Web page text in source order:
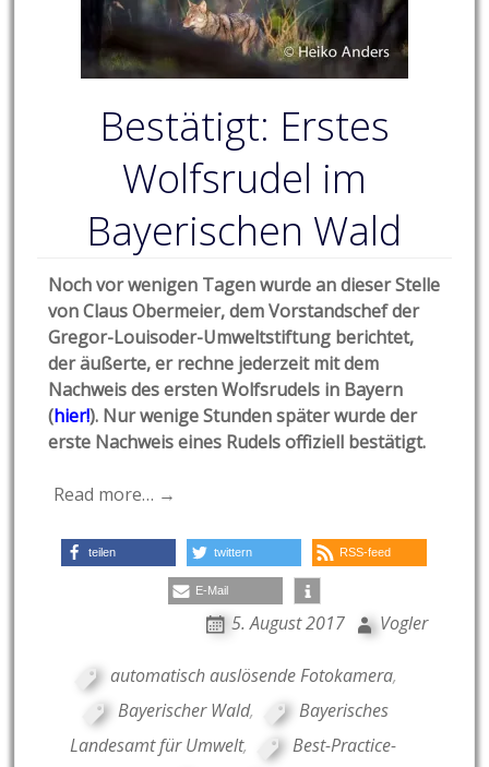
Bestätigt: Erstes
Wolfsrudel im
Bayerischen Wald
Noch vor wenigen Tagen wurde an dieser Stelle
von Claus Obermeier, dem Vorstandschef der
Gregor-Louisoder-Umweltstiftung berichtet,
der äußerte, er rechne jederzeit mit dem
Nachweis des ersten Wolfsrudels in Bayern
(hier!). Nur wenige Stunden später wurde der
erste Nachweis eines Rudels offiziell bestätigt.
Read more… →
teilen twittern RSS-feed
E-Mail
5. August 2017 Vogler
automatisch auslösende Fotokamera,
Bayerischer Wald,
Bayerisches
Landesamt für Umwelt,
Best-Practice-